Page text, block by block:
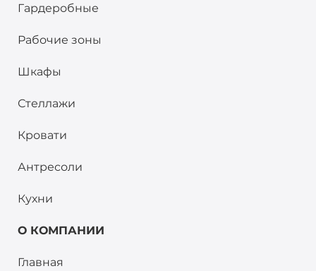
Гардеробные
Рабочие зоны
Шкафы
Стеллажи
Кровати
Антресоли
Кухни
О КОМПАНИИ
Главная